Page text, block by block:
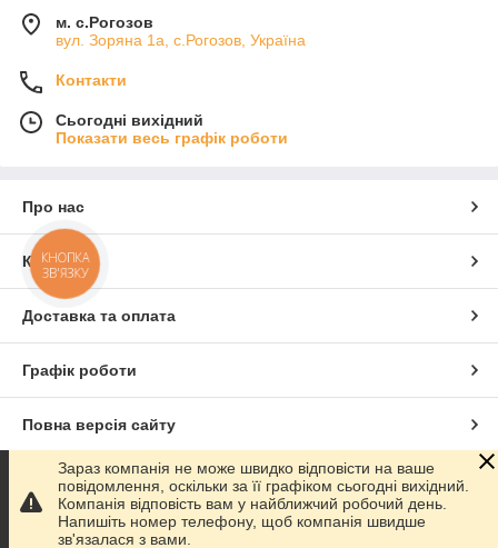
м. с.Рогозов
вул. Зоряна 1а, с.Рогозов, Україна
Контакти
Сьогодні вихідний
Показати весь графік роботи
Про нас
Контакти
Доставка та оплата
Графік роботи
Повна версія сайту
Сайт створено на маркетплейсіProm.ua
Політика конфіденційності
Зараз компанія не може швидко відповісти на ваше
повідомлення, оскільки за її графіком сьогодні вихідний.
Компанія відповість вам у найближчий робочий день.
Напишіть номер телефону, щоб компанія швидше
зв'язалася з вами.
КНОПКА
ЗВ'ЯЗКУ